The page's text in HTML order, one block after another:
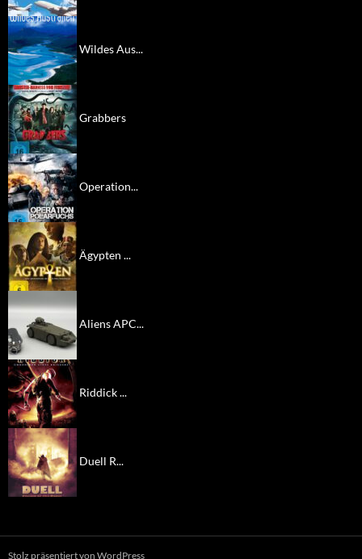
Wildes Aus...
Grabbers
Operation...
Ägypten ...
Aliens APC...
Riddick ...
Duell R...
Stolz präsentiert von WordPress